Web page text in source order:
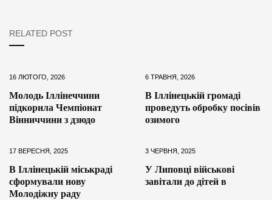
RELATED POST
16 ЛЮТОГО, 2026
Молодь Іллінеччини
підкорила Чемпіонат
Вінниччини з дзюдо
6 ТРАВНЯ, 2026
В Іллінецькій громаді
проведуть обробку посівів
озимого
17 ВЕРЕСНЯ, 2025
В Іллінецькій міськраді
сформували нову
Молодіжну раду
3 ЧЕРВНЯ, 2025
У Липовці військові
завітали до дітей в